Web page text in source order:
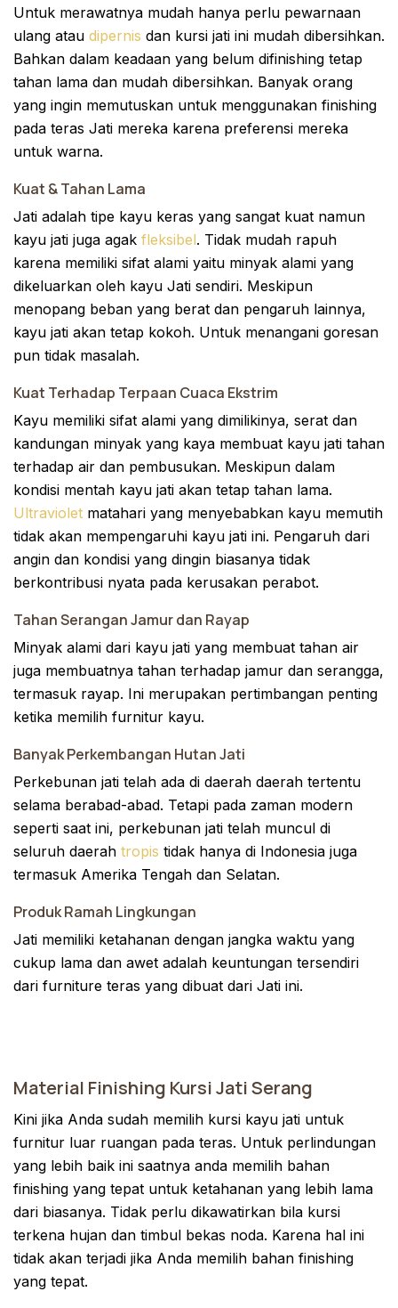
Untuk merawatnya mudah hanya perlu pewarnaan
ulang atau dipernis dan kursi jati ini mudah dibersihkan.
Bahkan dalam keadaan yang belum difinishing tetap
tahan lama dan mudah dibersihkan. Banyak orang
yang ingin memutuskan untuk menggunakan finishing
pada teras Jati mereka karena preferensi mereka
untuk warna.
Kuat & Tahan Lama
Jati adalah tipe kayu keras yang sangat kuat namun
kayu jati juga agak fleksibel. Tidak mudah rapuh
karena memiliki sifat alami yaitu minyak alami yang
dikeluarkan oleh kayu Jati sendiri. Meskipun
menopang beban yang berat dan pengaruh lainnya,
kayu jati akan tetap kokoh. Untuk menangani goresan
pun tidak masalah.
Kuat Terhadap Terpaan Cuaca Ekstrim
Kayu memiliki sifat alami yang dimilikinya, serat dan
kandungan minyak yang kaya membuat kayu jati tahan
terhadap air dan pembusukan. Meskipun dalam
kondisi mentah kayu jati akan tetap tahan lama.
Ultraviolet matahari yang menyebabkan kayu memutih
tidak akan mempengaruhi kayu jati ini. Pengaruh dari
angin dan kondisi yang dingin biasanya tidak
berkontribusi nyata pada kerusakan perabot.
Tahan Serangan Jamur dan Rayap
Minyak alami dari kayu jati yang membuat tahan air
juga membuatnya tahan terhadap jamur dan serangga,
termasuk rayap. Ini merupakan pertimbangan penting
ketika memilih furnitur kayu.
Banyak Perkembangan Hutan Jati
Perkebunan jati telah ada di daerah daerah tertentu
selama berabad-abad. Tetapi pada zaman modern
seperti saat ini, perkebunan jati telah muncul di
seluruh daerah tropis tidak hanya di Indonesia juga
termasuk Amerika Tengah dan Selatan.
Produk Ramah Lingkungan
Jati memiliki ketahanan dengan jangka waktu yang
cukup lama dan awet adalah keuntungan tersendiri
dari furniture teras yang dibuat dari Jati ini.
Material Finishing Kursi Jati Serang
Kini jika Anda sudah memilih kursi kayu jati untuk
furnitur luar ruangan pada teras. Untuk perlindungan
yang lebih baik ini saatnya anda memilih bahan
finishing yang tepat untuk ketahanan yang lebih lama
dari biasanya. Tidak perlu dikawatirkan bila kursi
terkena hujan dan timbul bekas noda. Karena hal ini
tidak akan terjadi jika Anda memilih bahan finishing
yang tepat.